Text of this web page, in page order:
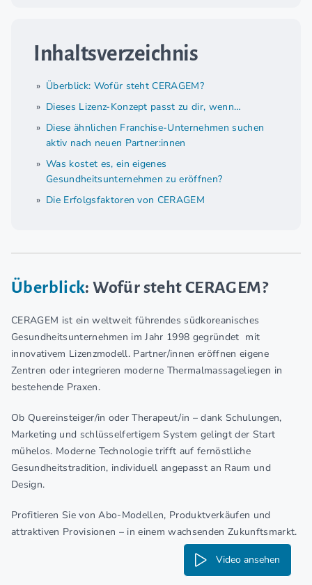
Inhaltsverzeichnis
Überblick: Wofür steht CERAGEM?
Dieses Lizenz-Konzept passt zu dir, wenn…
Diese ähnlichen Franchise-Unternehmen suchen
aktiv nach neuen Partner:innen
Was kostet es, ein eigenes
Gesundheitsunternehmen zu eröffnen?
Die Erfolgsfaktoren von CERAGEM
Überblick: Wofür steht CERAGEM?
CERAGEM ist ein weltweit führendes südkoreanisches
Gesundheitsunternehmen im Jahr 1998 gegründet mit
innovativem Lizenzmodell. Partner/innen eröffnen eigene
Zentren oder integrieren moderne Thermalmassageliegen in
bestehende Praxen.
Ob Quereinsteiger/in oder Therapeut/in – dank Schulungen,
Marketing und schlüsselfertigem System gelingt der Start
mühelos. Moderne Technologie trifft auf fernöstliche
Gesundheitstradition, individuell angepasst an Raum und
Design.
Profitieren Sie von Abo-Modellen, Produktverkäufen und
attraktiven Provisionen – in einem wachsenden Zukunftsmarkt.
Video ansehen